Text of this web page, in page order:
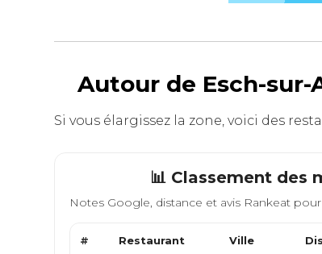
Autour de Esch-sur-
Si vous élargissez la zone, voici des
📊 Classement des
Notes Google, distance et avis Rankeat
# Restaurant Ville